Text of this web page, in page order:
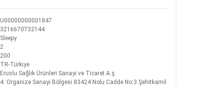
U00000000001847
3216670732144
Sleepy
2
200
TR-Türkiye
Eruslu Sağlık Ürünleri Sanayi ve Ticaret A.ş.
4. Organize Sanayi Bölgesi 83424 Nolu Cadde No:3 Şehitkamil